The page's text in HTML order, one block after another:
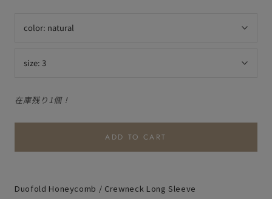
color: natural
size: 3
在庫残り1個！
ADD TO CART
Duofold Honeycomb / Crewneck Long Sleeve